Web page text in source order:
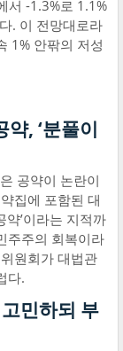
서 -1.3%로 1.1%
. 이 전망대로라
1% 안팎의 저성
, ‘분풀이
공약이 논란이
집에 포함된 대
약’이라는 지적까
주주의 회복이라
원회가 대법관
다.
민하되 부